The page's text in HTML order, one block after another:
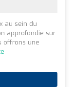
au sein du
approfondie sur
offrons une